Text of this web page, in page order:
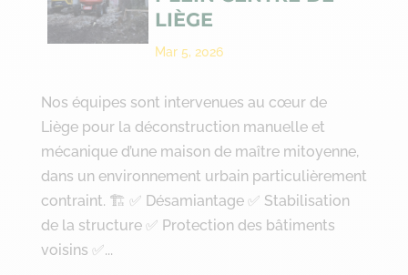
LIÈGE
Mar 5, 2026
Nos équipes sont intervenues au cœur de
Liège pour la déconstruction manuelle et
mécanique d’une maison de maître mitoyenne,
dans un environnement urbain particulièrement
contraint. 🏗️ ✅ Désamiantage ✅ Stabilisation
de la structure ✅ Protection des bâtiments
voisins ✅...